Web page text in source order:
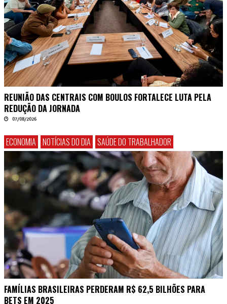
REUNIÃO DAS CENTRAIS COM BOULOS FORTALECE LUTA PELA
REDUÇÃO DA JORNADA
07/08/2026
ECONOMIA NOTÍCIAS DO DIA SAÚDE DO TRABALHADOR
FAMÍLIAS BRASILEIRAS PERDERAM R$ 62,5 BILHÕES PARA
BETS EM 2025